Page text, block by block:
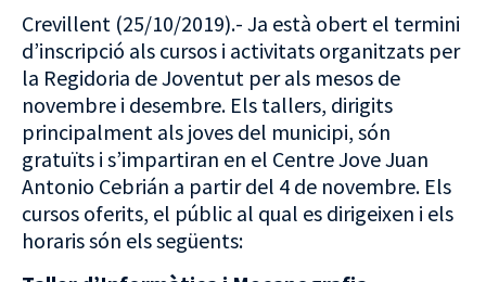
Crevillent (25/10/2019).- Ja està obert el termini
d’inscripció als cursos i activitats organitzats per
la Regidoria de Joventut per als mesos de
novembre i desembre. Els tallers, dirigits
principalment als joves del municipi, són
gratuïts i s’impartiran en el Centre Jove Juan
Antonio Cebrián a partir del 4 de novembre. Els
cursos oferits, el públic al qual es dirigeixen i els
horaris són els següents: